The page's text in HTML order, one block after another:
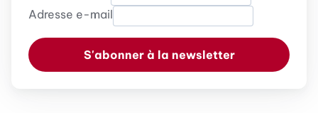
Adresse e-mail
S'abonner à la newsletter